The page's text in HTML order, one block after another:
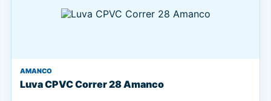
AMANCO
Luva CPVC Correr 28 Amanco